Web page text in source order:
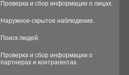
Проверка и сбор информации о лицах.
Наружное-скрытое наблюдение.
Поиск людей.
Проверка и сбор информации о
партнерах и контрагентах.